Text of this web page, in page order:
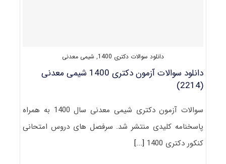
دانلود سوالات دکتری 1400 , شیمی معدنی
دانلود سوالات آزمون دکتری 1400 شیمی معدنی
(2214)
سوالات آزمون دکتری شیمی معدنی سال 1400 به همراه
پاسخنامه کلیدی منتشر شد. سرفصل های دروس امتحانی
کنکور دکتری 1400
[...]